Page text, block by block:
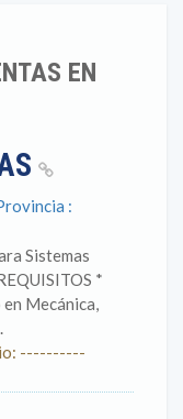
EN
:
Sistemas
*
Mecánica,
----------